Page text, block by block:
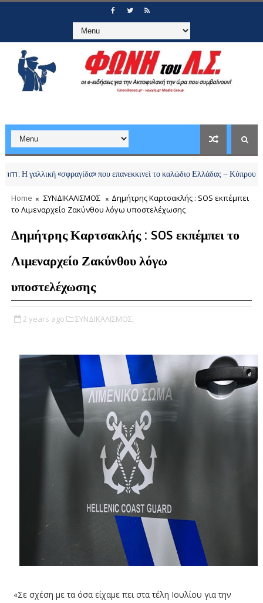
«σφραγίδα» που επανεκκινεί το καλώδιο Ελλάδας – Κύπρου και αλλάζει
Home ΣΥΝΔΙΚΑΛΙΣΜΟΣ
Δημήτρης Καρτσακλής : SOS εκπέμπει
το Λιμεναρχείο Ζακύνθου λόγω υποστελέχωσης
Δημήτρης Καρτσακλής : SOS εκπέμπει το
Λιμεναρχείο Ζακύνθου λόγω
υποστελέχωσης
2 years ago ΣΥΝΔΙΚΑΛΙΣΜΟΣ,
«Σε σχέση με τα όσα είχαμε πει στα τέλη Ιουλίου για την